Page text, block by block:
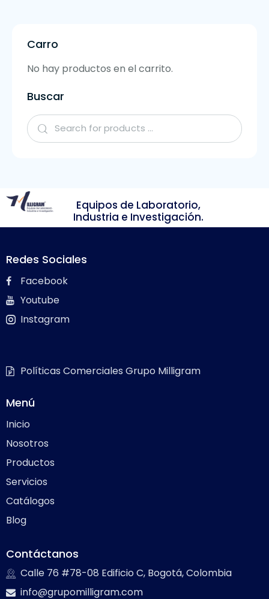
Carro
No hay productos en el carrito.
Buscar
Equipos de Laboratorio,
Industria e Investigación.
Redes Sociales
Facebook
Youtube
Instagram
Políticas Comerciales Grupo Milligram
Menú
Inicio
Nosotros
Productos
Servicios
Catálogos
Blog
Contáctanos
Calle 76 #78-08 Edificio C, Bogotá, Colombia
info@grupomilligram.com